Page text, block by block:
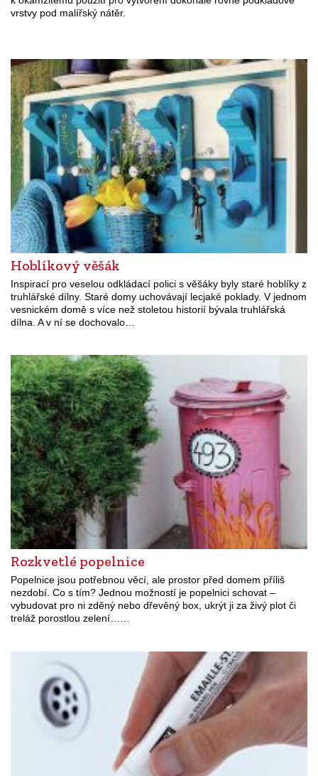
vrstvy pod malířský nátěr.
Hoblíkový věšák
Inspirací pro veselou odkládací polici s věšáky byly staré hoblíky z
truhlářské dílny. Staré domy uchovávají lecjaké poklady. V jednom
vesnickém domě s více než stoletou historií bývala truhlářská
dílna. A v ní se dochovalo…
Rozkvetlé popelnice
Popelnice jsou potřebnou věcí, ale prostor před domem příliš
nezdobí. Co s tím? Jednou možností je popelnici schovat –
vybudovat pro ni zděný nebo dřevěný box, ukrýt ji za živý plot či
treláž porostlou zelení……